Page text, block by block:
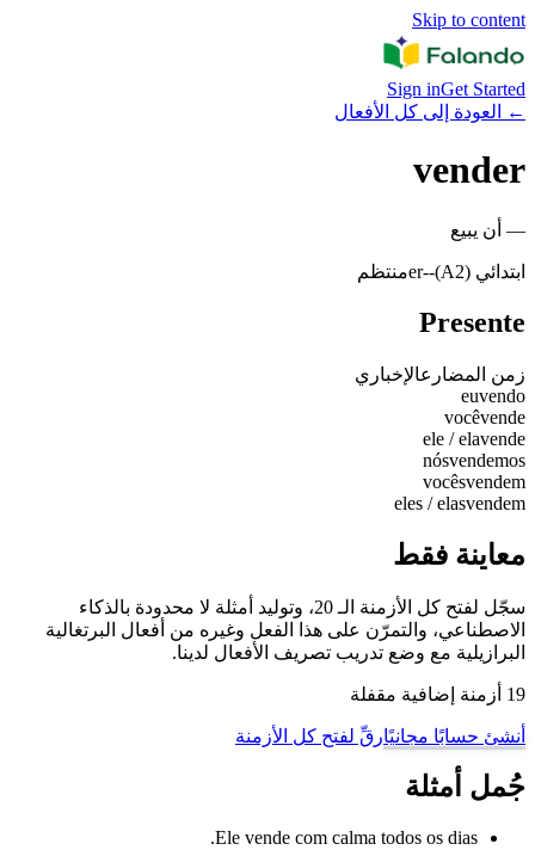
Skip to content
Sign inGet Started
←
العودة إلى كل الأفعال
vender
— أن يبيع
ابتدائي (A2) -
-er منتظم
Presente
زمن المضارعالإخباري
euvendo
vocêvende
ele / elavende
nósvendemos
vocêsvendem
eles / elasvendem
معاينة فقط
سجّل لفتح كل الأزمنة الـ 20، وتوليد أمثلة لا محدودة بالذكاء
الاصطناعي، والتمرّن على هذا الفعل وغيره من أفعال البرتغالية
البرازيلية مع وضع تدريب تصريف الأفعال لدينا.
19 أزمنة إضافية مقفلة
أنشئ حسابًا مجانيًارقِّ لفتح كل الأزمنة
جُمل أمثلة
Ele vende com calma todos os dias.